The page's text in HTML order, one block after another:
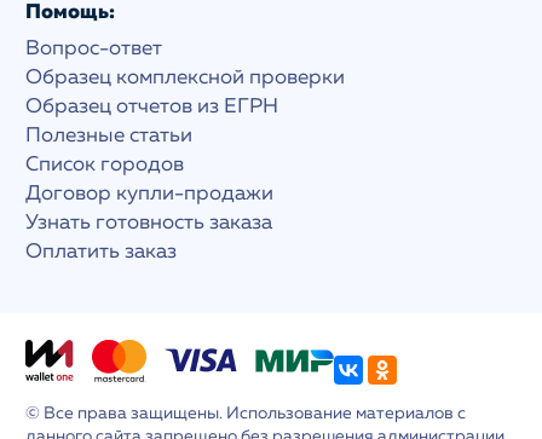
Помощь:
Вопрос-ответ
Образец комплексной проверки
Образец отчетов из ЕГРН
Полезные статьи
Список городов
Договор купли-продажи
Узнать готовность заказа
Оплатить заказ
© Все права защищены. Использование материалов с